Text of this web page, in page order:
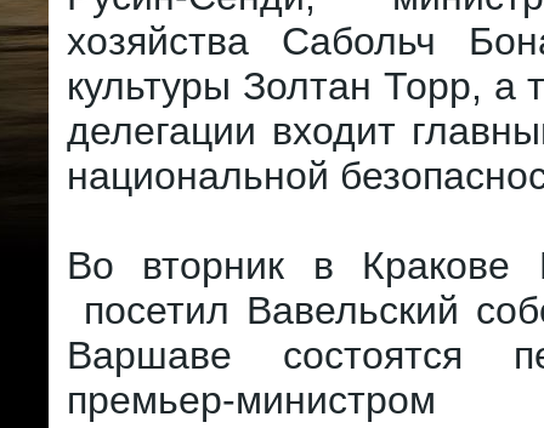
хозяйства Сабольч
культуры Золтан Торр, а
делегации входит
национальной
Во вторник в Кракове
посетил Вавельский
Варшаве состоятся
премьер-